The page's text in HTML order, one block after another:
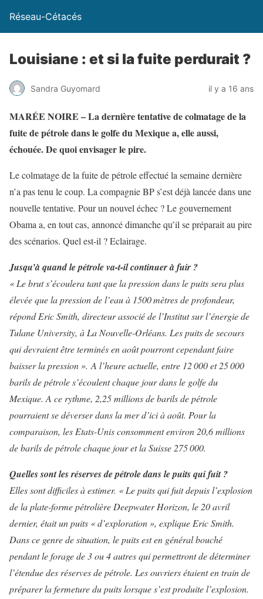
Réseau-Cétacés
Louisiane : et si la fuite perdurait ?
Sandra Guyomard il y a 16 ans
MARÉE NOIRE – La dernière tentative de colmatage de la
fuite de pétrole dans le golfe du Mexique a, elle aussi,
échouée. De quoi envisager le pire.
Le colmatage de la fuite de pétrole effectué la semaine dernière
n’a pas tenu le coup. La compagnie BP s’est déjà lancée dans une
nouvelle tentative. Pour un nouvel échec ? Le gouvernement
Obama a, en tout cas, annoncé dimanche qu’il se préparait au pire
des scénarios. Quel est-il ? Eclairage.
Jusqu’à quand le pétrole va-t-il continuer à fuir ?
« Le brut s’écoulera tant que la pression dans le puits sera plus
élevée que la pression de l’eau à 1500 mètres de profondeur,
répond Eric Smith, directeur associé de l’Institut sur l’énergie de
Tulane University, à La Nouvelle-Orléans. Les puits de secours
qui devraient être terminés en août pourront cependant faire
baisser la pression ». A l’heure actuelle, entre 12 000 et 25 000
barils de pétrole s’écoulent chaque jour dans le golfe du
Mexique. A ce rythme, 2,25 millions de barils de pétrole
pourraient se déverser dans la mer d’ici à août. Pour la
comparaison, les Etats-Unis consomment environ 20,6 millions
de barils de pétrole chaque jour et la Suisse 275 000.
Quelles sont les réserves de pétrole dans le puits qui fuit ?
Elles sont difficiles à estimer. « Le puits qui fuit depuis l’explosion
de la plate-forme pétrolière Deepwater Horizon, le 20 avril
dernier, était un puits « d’exploration », explique Eric Smith.
Dans ce genre de situation, le puits est en général bouché
pendant le forage de 3 ou 4 autres qui permettront de déterminer
l’étendue des réserves de pétrole. Les ouvriers étaient en train de
préparer la fermeture du puits lorsque s’est produite l’explosion.